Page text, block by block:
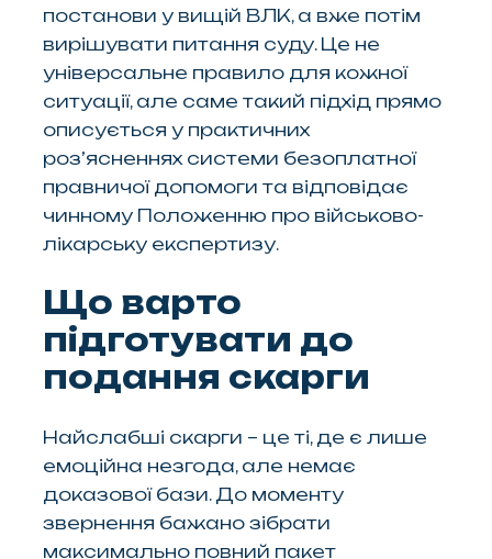
постанови у вищій ВЛК, а вже потім
вирішувати питання суду. Це не
універсальне правило для кожної
ситуації, але саме такий підхід прямо
описується у практичних
роз’ясненнях системи безоплатної
правничої допомоги та відповідає
чинному Положенню про військово-
лікарську експертизу.
Що варто
підготувати до
подання скарги
Найслабші скарги – це ті, де є лише
емоційна незгода, але немає
доказової бази. До моменту
звернення бажано зібрати
максимально повний пакет